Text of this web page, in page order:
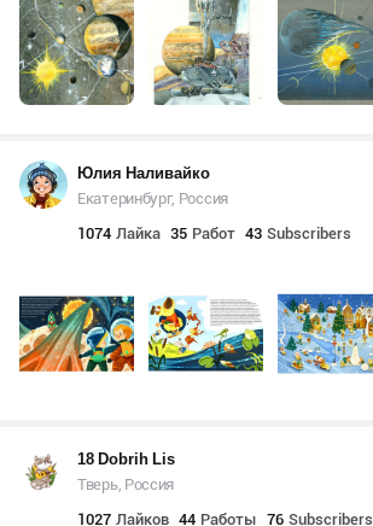
Юлия Наливайко
Екатеринбург, Россия
1074 Лайка 35 Работ 43 Subscribers
18 Dobrih Lis
Тверь, Россия
1027 Лайков 44 Работы 76 Subscribers